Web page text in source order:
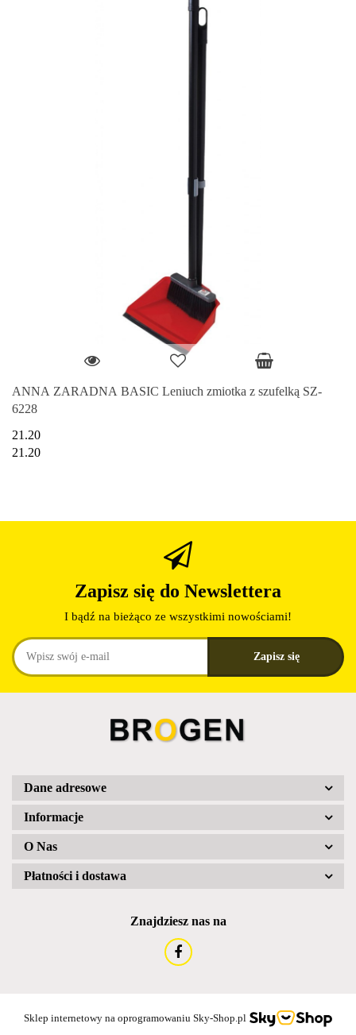
ANNA ZARADNA BASIC Leniuch zmiotka z szufelką SZ-
6228
21.20
21.20
Zapisz się do Newslettera
I bądź na bieżąco ze wszystkimi nowościami!
Dane adresowe
Informacje
O Nas
Płatności i dostawa
Znajdziesz nas na
Sklep internetowy na oprogramowaniu Sky-Shop.pl